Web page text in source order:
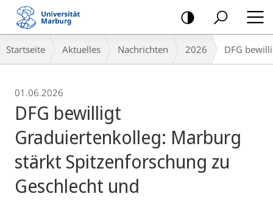
Mobile-
Navigation
Breadcrumb-
Navigation
Startseite Aktuelles Nachrichten 2026 DFG
01.06.2026
DFG bewilligt
Graduiertenkolleg: Marburg
stärkt Spitzenforschung zu
Geschlecht und